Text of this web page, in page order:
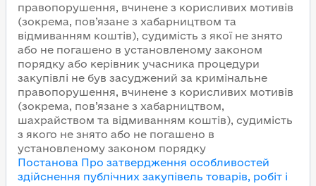
правопорушення, вчинене з корисливих мотивів
(зокрема, пов’язане з хабарництвом та
відмиванням коштів), судимість з якої не знято
або не погашено в установленому законом
порядку або керівник учасника процедури
закупівлі не був засуджений за кримінальне
правопорушення, вчинене з корисливих мотивів
(зокрема, пов’язане з хабарництвом,
шахрайством та відмиванням коштів), судимість
з якого не знято або не погашено в
установленому законом порядку
Постанова Про затвердження особливостей
здійснення публічних закупівель товарів, робіт і